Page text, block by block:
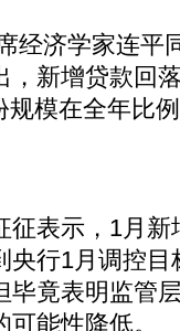
济学家连平
，新增贷款回
模在全年比
表示，1月新
行1月调控
竟表明监管
能性降低。